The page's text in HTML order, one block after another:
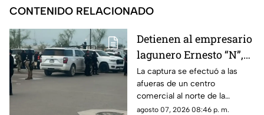
CONTENIDO RELACIONADO
Detienen al empresario
lagunero Ernesto “N”,
alias “El Güino”, tras
despliegue de
seguridad en Torreón
La captura se efectuó a las
afueras de un centro
comercial al norte de la
ciudad; le habrían asegurado
agosto 07, 2026 08:46 p. m.